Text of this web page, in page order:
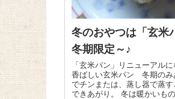
冬のおやつは「玄
冬期限定～♪
「玄米パン」リニューアルになって
香ばしい玄米パン 冬期のみ
でチンまたは、蒸し器で蒸
できあがり。 冬は暖かいも